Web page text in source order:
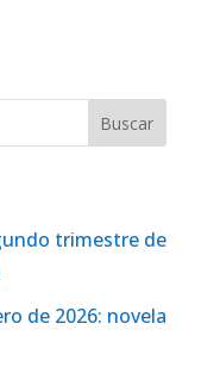
trimestre de
de 2026: novela